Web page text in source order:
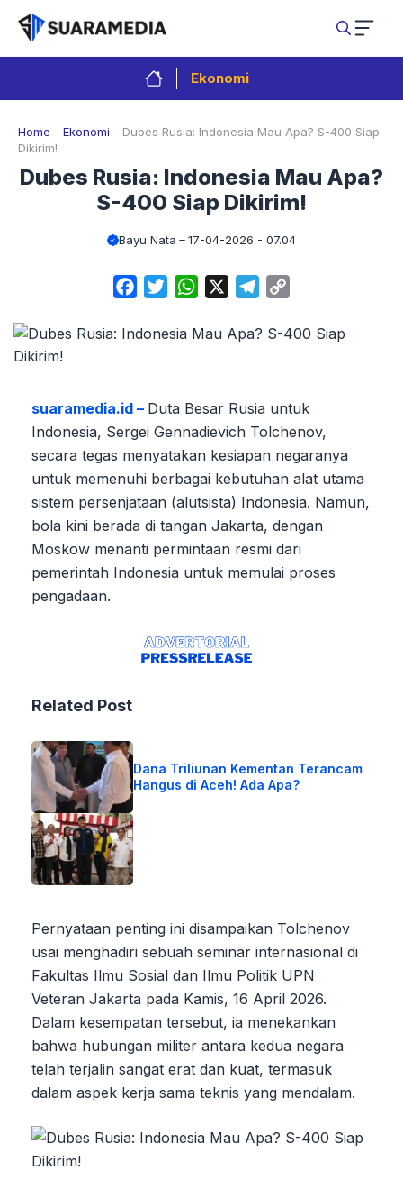
Langsung
isi
Ekonomi
Home - Ekonomi - Dubes Rusia: Indonesia Mau Apa? S-400 Siap
Dikirim!
Dubes Rusia: Indonesia Mau Apa?
S-400 Siap Dikirim!
Bayu Nata 17-04-2026 - 07.04
FacebookTwitterWhatsApp Telegram
suaramedia.id – Duta Besar Rusia untuk
Indonesia, Sergei Gennadievich Tolchenov,
secara tegas menyatakan kesiapan negaranya
untuk memenuhi berbagai kebutuhan alat utama
sistem persenjataan (alutsista) Indonesia. Namun,
bola kini berada di tangan Jakarta, dengan
Moskow menanti permintaan resmi dari
pemerintah Indonesia untuk memulai proses
pengadaan.
Related Post
Dana Triliunan Kementan Terancam
Hangus di Aceh! Ada Apa?
Pernyataan penting ini disampaikan Tolchenov
usai menghadiri sebuah seminar internasional di
Fakultas Ilmu Sosial dan Ilmu Politik UPN
Veteran Jakarta pada Kamis, 16 April 2026.
Dalam kesempatan tersebut, ia menekankan
bahwa hubungan militer antara kedua negara
telah terjalin sangat erat dan kuat, termasuk
dalam aspek kerja sama teknis yang mendalam.